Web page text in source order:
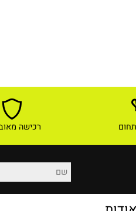
רכישה מאובטחת